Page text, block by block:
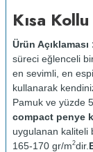
Kısa
Ürün Açıklaması
süreci eğlenceli
en sevimli, en
kullanarak
Pamuk ve yüzde
compact penye
uygulanan kaliteli
165-170 gr/m2dir.